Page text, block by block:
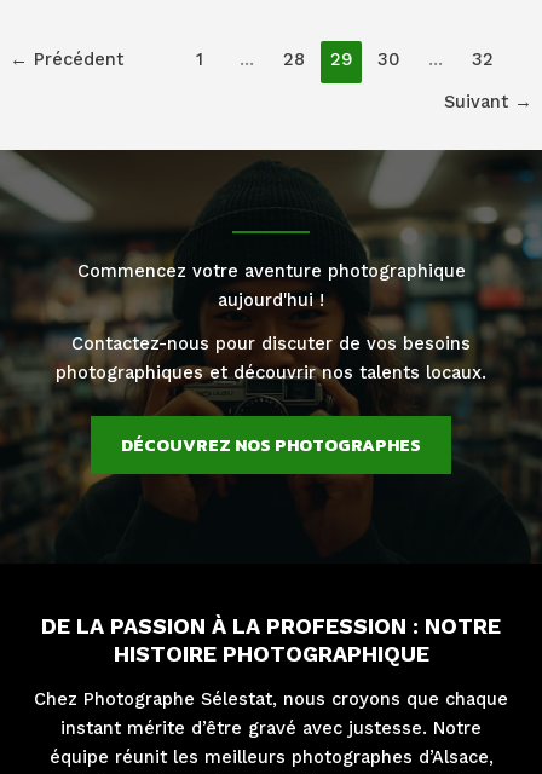
critiques
sur
son
travail
← Précédent 1 … 28 29 30 …
32
Suivant →
Commencez votre aventure photographique
aujourd'hui !
Contactez-nous pour discuter de vos besoins
photographiques et découvrir nos talents locaux.
DÉCOUVREZ NOS PHOTOGRAPHES
DE LA PASSION À LA PROFESSION : NOTRE
HISTOIRE PHOTOGRAPHIQUE
Chez Photographe Sélestat, nous croyons que chaque
instant mérite d’être gravé avec justesse. Notre
équipe réunit les meilleurs photographes d’Alsace,